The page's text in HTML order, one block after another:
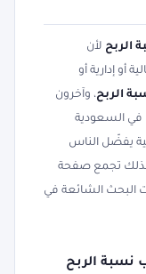
الربح لأن
أو إدارية أو
الربح، وآخرون
في السعودية
يفضّل الناس
لذلك تجمع صفحة
البحث الشائعة في
الربح